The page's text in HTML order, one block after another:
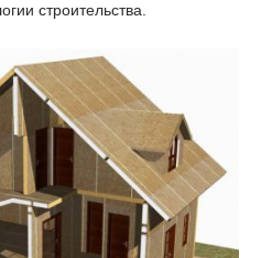
строительства.